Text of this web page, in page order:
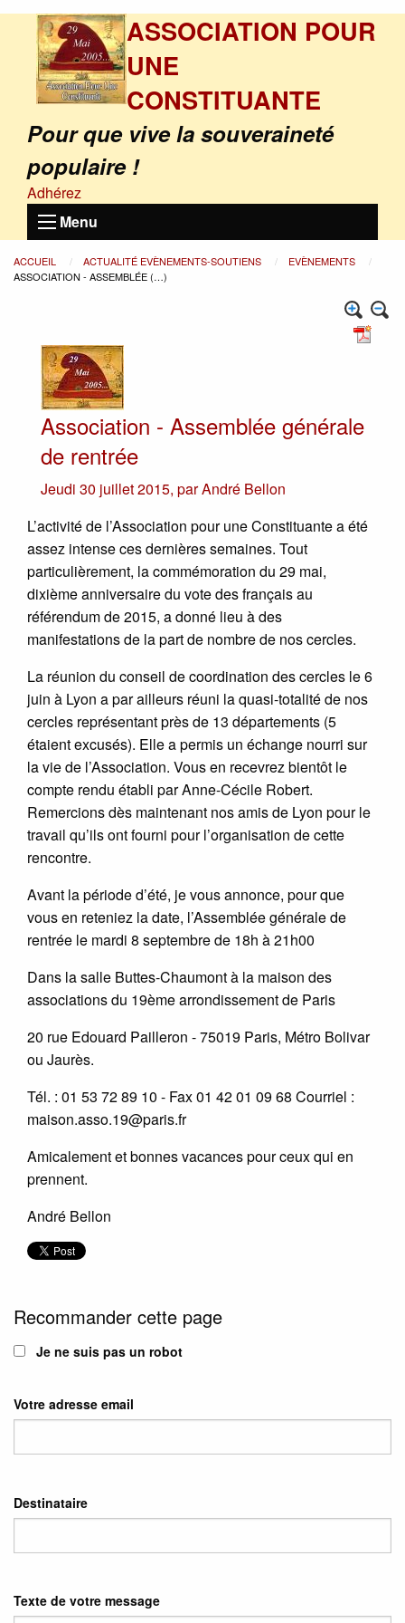
ASSOCIATION POUR
UNE
CONSTITUANTE
Pour que vive la souveraineté
populaire !
Adhérez
Menu
ACCUEIL ACTUALITÉ EVÈNEMENTS-SOUTIENS
EVÈNEMENTS
ASSOCIATION - ASSEMBLÉE (…)
Association - Assemblée générale
de rentrée
Jeudi 30 juillet 2015, parAndré Bellon
L’activité de l’Association pour une Constituante a été
assez intense ces dernières semaines. Tout
particulièrement, la commémoration du 29 mai,
dixième anniversaire du vote des français au
référendum de 2015, a donné lieu à des
manifestations de la part de nombre de nos cercles.
La réunion du conseil de coordination des cercles le 6
juin à Lyon a par ailleurs réuni la quasi-totalité de nos
cercles représentant près de 13 départements (5
étaient excusés). Elle a permis un échange nourri sur
la vie de l’Association. Vous en recevrez bientôt le
compte rendu établi par Anne-Cécile Robert.
Remercions dès maintenant nos amis de Lyon pour le
travail qu’ils ont fourni pour l’organisation de cette
rencontre.
Avant la période d’été, je vous annonce, pour que
vous en reteniez la date, l’Assemblée générale de
rentrée le mardi 8 septembre de 18h à 21h00
Dans la salle Buttes-Chaumont à la maison des
associations du 19ème arrondissement de Paris
20 rue Edouard Pailleron - 75019 Paris, Métro Bolivar
ou Jaurès.
Tél. : 01 53 72 89 10 - Fax 01 42 01 09 68 Courriel :
maison.asso.19@paris.fr
Amicalement et bonnes vacances pour ceux qui en
prennent.
André Bellon
Recommander cette page
Je ne suis pas un robot
Votre adresse email
Destinataire
Texte de votre message